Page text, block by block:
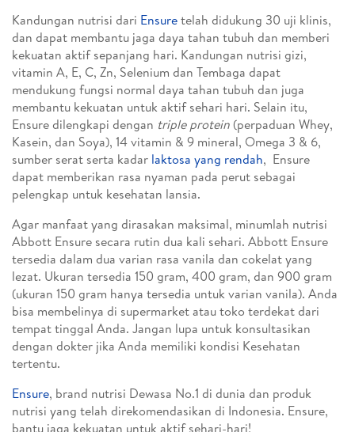
Kandungan nutrisi dari Ensuretelah didukung 30 uji klinis,
dan dapat membantu jaga daya tahan tubuh dan memberi
kekuatan aktif sepanjang hari. Kandungan nutrisi gizi,
vitamin A, E, C, Zn, Selenium dan Tembaga dapat
mendukung fungsi normal daya tahan tubuh dan juga
membantu kekuatan untuk aktif sehari hari. Selain itu,
Ensure dilengkapi dengan triple protein (perpaduan Whey,
Kasein, dan Soya), 14 vitamin & 9 mineral, Omega 3 & 6,
sumber serat serta kadar laktosa yang rendah, Ensure
dapat memberikan rasa nyaman pada perut sebagai
pelengkap untuk kesehatan lansia.
Agar manfaat yang dirasakan maksimal, minumlah nutrisi
Abbott Ensure secara rutin dua kali sehari. Abbott Ensure
tersedia dalam dua varian rasa vanila dan cokelat yang
lezat. Ukuran tersedia 150 gram, 400 gram, dan 900 gram
(ukuran 150 gram hanya tersedia untuk varian vanila). Anda
bisa membelinya di supermarket atau toko terdekat dari
tempat tinggal Anda. Jangan lupa untuk konsultasikan
dengan dokter jika Anda memiliki kondisi Kesehatan
tertentu.
Ensure, brand nutrisi Dewasa No.1 di dunia dan produk
nutrisi yang telah direkomendasikan di Indonesia. Ensure,
bantu jaga kekuatan untuk aktif sehari-hari!